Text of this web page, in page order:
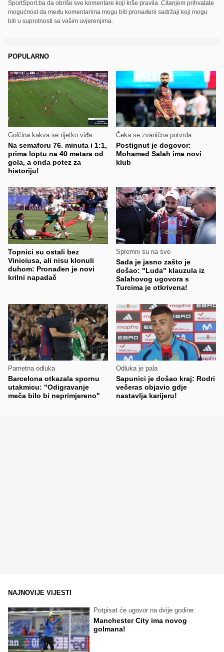
SportSport.ba da obriše sve komentare koji krše pravila. Čitanjem prihvatate
mogućnost da među komentarima mogu biti pronađeni sadržaji koji mogu
biti u suprotnosti sa vašim uvjerenjima.
POPULARNO
Golčina kakva se rijetko viđa
Na semaforu 76. minuta i 1:1,
prima loptu na 40 metara od
gola, a onda potez za
historiju!
Čeka se zvanična potvrda
Postignut je dogovor:
Mohamed Salah ima novi
klub
Topnici su ostali bez
Viniciusa, ali nisu klonuli
duhom: Pronađen je novi
krilni napadač
Spremni su na sve
Sada je jasno zašto je
došao: "Luda" klauzula iz
Salahovog ugovora s
Turcima je otkrivena!
Pametna odluka
Barcelona otkazala spornu
utakmicu: "Odigravanje
meča bilo bi neprimjereno"
Odluka je pala
Sapunici je došao kraj: Rodri
večeras objavio gdje
nastavlja karijeru!
NAJNOVIJE VIJESTI
Potpisat će ugovor na dvije godine
Manchester City ima novog
golmana!